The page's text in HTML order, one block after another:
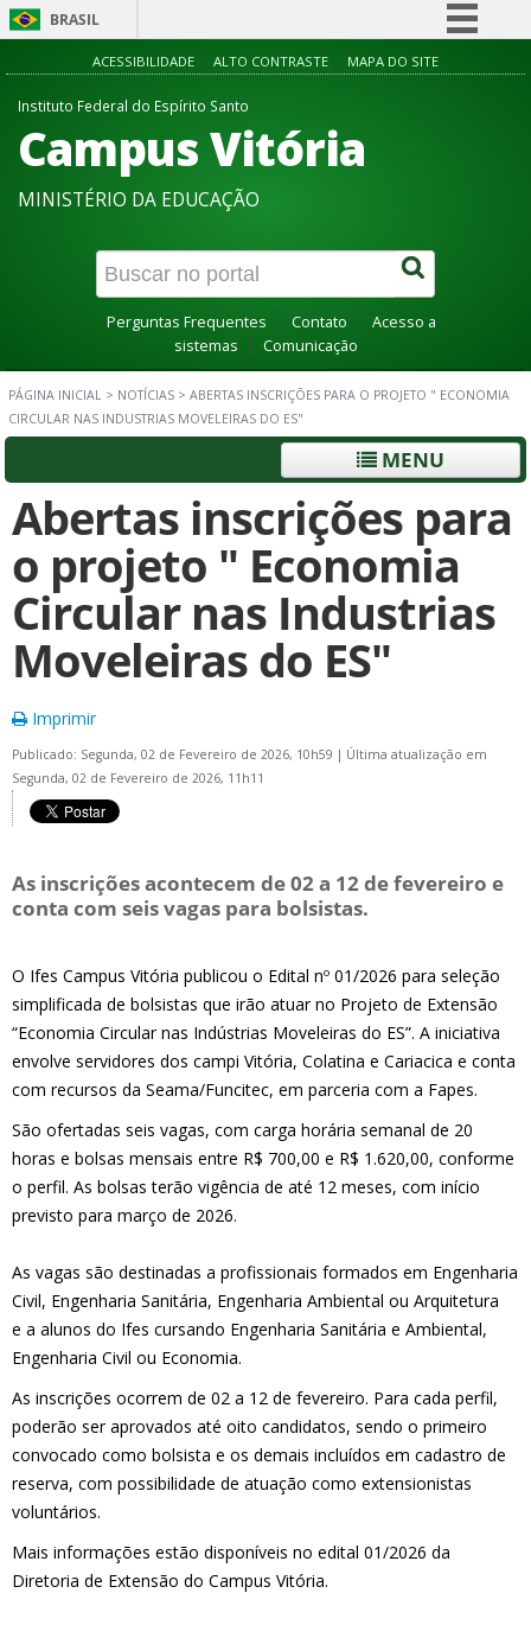
BRASIL
Simplifique!
Acesso à informação
Canais
ACESSIBILIDADE ALTO CONTRASTE MAPA DO SITE
Instituto Federal do Espírito Santo
Campus Vitória
MINISTÉRIO DA EDUCAÇÃO
Perguntas Frequentes Contato
Acesso a
sistemas
Comunicação
PÁGINA INICIAL > NOTÍCIAS > ABERTAS INSCRIÇÕES PARA O PROJETO " ECONOMIA
CIRCULAR NAS INDUSTRIAS MOVELEIRAS DO ES"
MENU
Abertas inscrições para
o projeto " Economia
Circular nas Industrias
Moveleiras do ES"
Imprimir
Publicado: Segunda, 02 de Fevereiro de 2026, 10h59 | Última atualização em
Segunda, 02 de Fevereiro de 2026, 11h11
As inscrições acontecem de 02 a 12 de fevereiro e
conta com seis vagas para bolsistas.
O Ifes Campus Vitória publicou o Edital nº 01/2026 para seleção
simplificada de bolsistas que irão atuar no Projeto de Extensão
“Economia Circular nas Indústrias Moveleiras do ES”. A iniciativa
envolve servidores dos campi Vitória, Colatina e Cariacica e conta
com recursos da Seama/Funcitec, em parceria com a Fapes.
São ofertadas seis vagas, com carga horária semanal de 20
horas e bolsas mensais entre R$ 700,00 e R$ 1.620,00, conforme
o perfil. As bolsas terão vigência de até 12 meses, com início
previsto para março de 2026.
As vagas são destinadas a profissionais formados em Engenharia
Civil, Engenharia Sanitária, Engenharia Ambiental ou Arquitetura
e a alunos do Ifes cursando Engenharia Sanitária e Ambiental,
Engenharia Civil ou Economia.
As inscrições ocorrem de 02 a 12 de fevereiro. Para cada perfil,
poderão ser aprovados até oito candidatos, sendo o primeiro
convocado como bolsista e os demais incluídos em cadastro de
reserva, com possibilidade de atuação como extensionistas
voluntários.
Mais informações estão disponíveis no edital 01/2026 da
Diretoria de Extensão do Campus Vitória.